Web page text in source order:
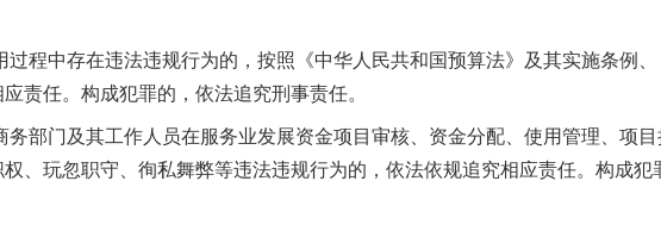
中存在违法违规行为的，按照《中华人民共和国预算法》及其实施条例、
责任。构成犯罪的，依法追究刑事责任。
门及其工作人员在服务业发展资金项目审核、资金分配、使用管理、项目
、玩忽职守、徇私舞弊等违法违规行为的，依法依规追究相应责任。构成犯